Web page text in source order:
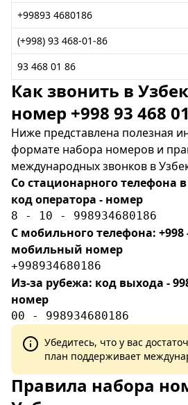
+99893 4680186
(+998) 93 468-01-86
93 468 01 86
Как звонить в
номер +998 93 468
Ниже представлена полезная
формате набора номеров и
международных звонков в
Со стационарного телефона в
код оператора - номер
8 - 10 - 998934680186
С мобильного телефона: +998
мобильный номер
+998934680186
Из-за рубежа: код выхода -
номер
00 - 998934680186
Убедитесь, что у вас
план поддерживает
Правила набора